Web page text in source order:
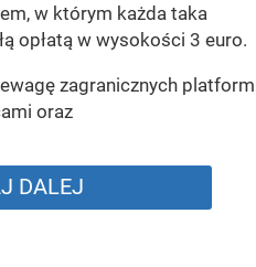
w którym każda taka
opłatą w wysokości 3 euro.
zagranicznych platform
oraz
DALEJ